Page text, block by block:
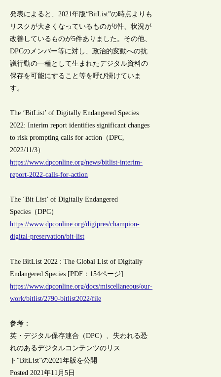
発表によると、2021年版“BitList”の時点よりも
リスクが大きくなっているものが8件、状況が
改善しているものが5件ありました。その他、
DPCのメンバー等に対し、政治的変動への抗
議行動の一種として生まれたデジタル資料の
保存を可能にすること等を呼び掛けていま
す。
The ‘BitList’ of Digitally Endangered Species
2022: Interim report identifies significant changes
to risk prompting calls for action（DPC,
2022/11/3）
https://www.dpconline.org/news/bitlist-interim-
report-2022-calls-for-action
The ‘Bit List’ of Digitally Endangered
Species（DPC）
https://www.dpconline.org/digipres/champion-
digital-preservation/bit-list
The BitList 2022 : The Global List of Digitally
Endangered Species [PDF：154ページ]
https://www.dpconline.org/docs/miscellaneous/our-
work/bitlist/2790-bitlist2022/file
参考：
英・デジタル保存連合（DPC）、失われる恐
れのあるデジタルコンテンツのリス
ト“BitList”の2021年版を公開
Posted 2021年11月5日